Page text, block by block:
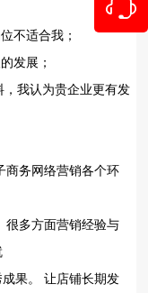
不适合我；
发展；
我认为贵企业更有发
商务网络营销各个环
很多方面营销经验与
果。 让店铺长期发